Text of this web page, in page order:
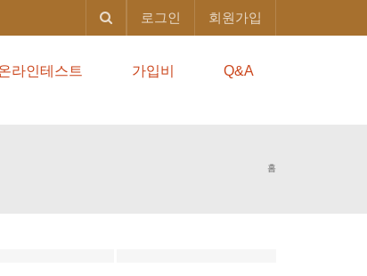
로그인 회원가입
라인테스트 가입비 Q&A
홈